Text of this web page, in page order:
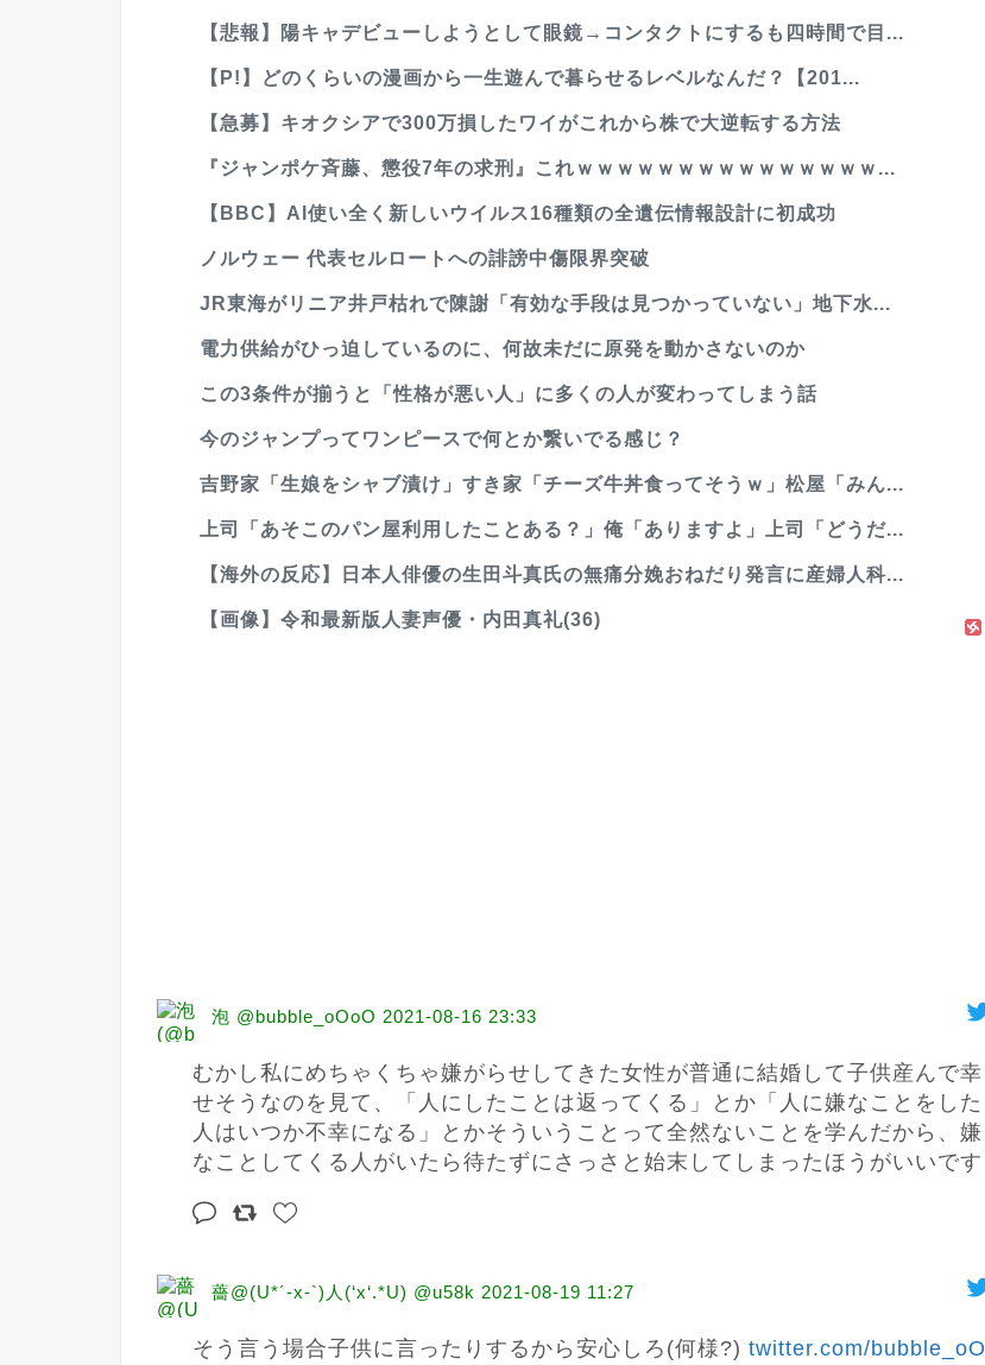
【悲報】陽キャデビューしようとして眼鏡→コンタクトにするも四時間で目...
【P!】どのくらいの漫画から一生遊んで暮らせるレベルなんだ？【201...
【急募】キオクシアで300万損したワイがこれから株で大逆転する方法
『ジャンポケ斉藤、懲役7年の求刑』これｗｗｗｗｗｗｗｗｗｗｗｗｗｗｗ...
【BBC】AI使い全く新しいウイルス16種類の全遺伝情報設計に初成功
ノルウェー 代表セルロートへの誹謗中傷限界突破
JR東海がリニア井戸枯れで陳謝「有効な手段は見つかっていない」地下水...
電力供給がひっ迫しているのに、何故未だに原発を動かさないのか
この3条件が揃うと「性格が悪い人」に多くの人が変わってしまう話
今のジャンプってワンピースで何とか繋いでる感じ？
吉野家「生娘をシャブ漬け」すき家「チーズ牛丼食ってそうｗ」松屋「みん...
上司「あそこのパン屋利用したことある？」俺「ありますよ」上司「どうだ...
【海外の反応】日本人俳優の生田斗真氏の無痛分娩おねだり発言に産婦人科...
【画像】令和最新版人妻声優・内田真礼(36)
泡 @bubble_oOoO 2021-08-16 23:33
むかし私にめちゃくちゃ嫌がらせしてきた女性が普通に結婚して子供産んで幸
せそうなのを見て、「人にしたことは返ってくる」とか「人に嫌なことをした
人はいつか不幸になる」とかそういうことって全然ないことを学んだから、嫌
なことしてくる人がいたら待たずにさっさと始末してしまったほうがいいです
薔@(U*´-x-`)人(‘x‘.*U) @u58k 2021-08-19 11:27
そう言う場合子供に言ったりするから安心しろ(何様?) twitter.com/bubble_oO